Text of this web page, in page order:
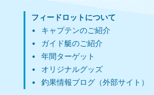
フィードロットについて
キャプテンのご紹介
ガイド艇のご紹介
年間ターゲット
オリジナルグッズ
釣果情報ブログ（外部サイト）